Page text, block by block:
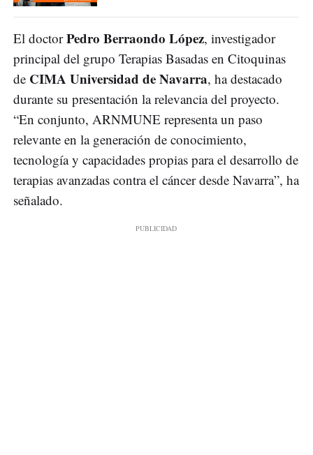
El doctorPedro Berraondo López, investigador
principal del grupo Terapias Basadas en Citoquinas
de CIMA Universidad de Navarra, ha destacado
durante su presentación la relevancia del proyecto.
“En conjunto, ARNMUNE representa un paso
relevante en la generación de conocimiento,
tecnología y capacidades propias para el desarrollo de
terapias avanzadas contra el cáncer desde Navarra”, ha
señalado.